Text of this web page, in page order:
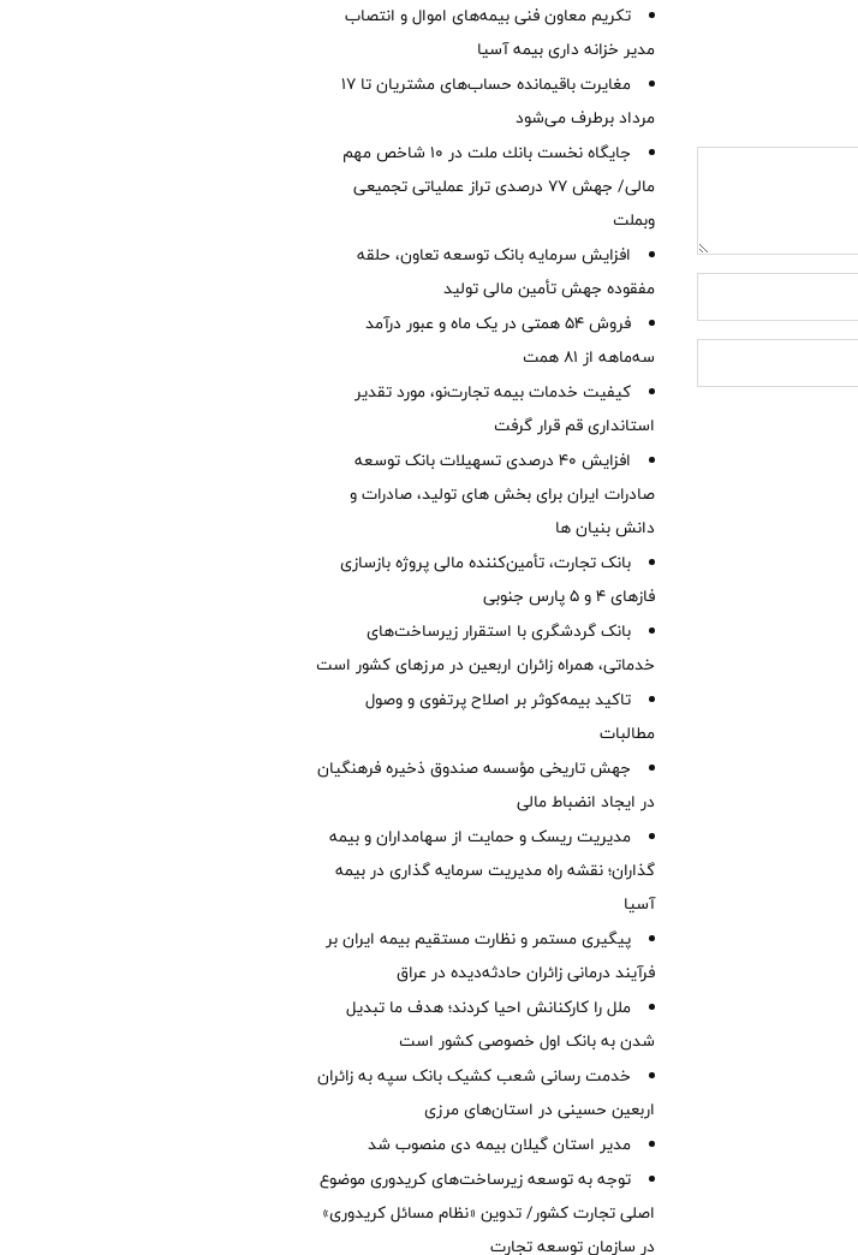
تکریم معاون فنی بیمه‌های اموال و انتصاب
مدیر خزانه داری بیمه آسیا
مغایرت‌ باقیمانده حساب‌های مشتریان تا ۱۷
مرداد برطرف می‌شود
جایگاه نخست بانك ملت در 10 شاخص مهم
مالی/ جهش 77 درصدی تراز عملیاتی تجمیعی
وبملت
افزایش سرمایه بانک توسعه تعاون، حلقه
مفقوده جهش تأمین مالی تولید
فروش 54 همتی در یک ماه و عبور درآمد
سه‌ماهه از 81 همت
کیفیت خدمات بیمه تجارت‌نو، مورد تقدیر
استانداری قم قرار گرفت
افزایش 40 درصدی تسهیلات بانک توسعه
صادرات ایران برای بخش های تولید، صادرات و
دانش بنیان ها
بانک تجارت، تأمین‌کننده مالی پروژه بازسازی
فازهای ۴ و ۵ پارس جنوبی
بانک گردشگری با استقرار زیرساخت‌های
خدماتی، همراه زائران اربعین در مرزهای کشور است
تاکید بیمه‌کوثر بر اصلاح پرتفوی و وصول
مطالبات ‌
جهش تاریخی مؤسسه صندوق ذخیره فرهنگیان
در ایجاد انضباط مالی
مدیریت ریسک و حمایت از سهامداران و بیمه
گذاران؛ نقشه راه مدیریت سرمایه گذاری در بیمه
آسیا
پیگیری مستمر و نظارت مستقیم بیمه ایران بر
فرآیند درمانی زائران حادثه‌دیده در عراق
ملل را کارکنانش احیا کردند؛ هدف ما تبدیل
شدن به بانک اول خصوصی کشور است
خدمت رسانی شعب کشیک بانک سپه به زائران
اربعین حسینی در استان‌‌های مرزی
‌مدیر استان گیلان بیمه دی منصوب شد
توجه به توسعه زیرساخت‌های کریدوری موضوع
اصلی تجارت کشور/ تدوین «نظام مسائل کریدوری»
در سازمان توسعه تجارت